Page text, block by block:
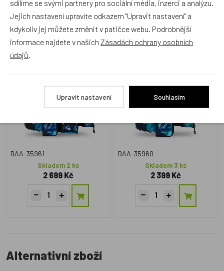
Zboží se stejným motivem
BAAGL SET 5 Zippy Hokej:
aktovka, penál, sáček,
Doprava zdarma
BAA-35961
Skladem 2 ks
2 699 Kč
Doprava zdarma
BAA-35960
Skladem 3 ks
2 399 Kč
Alternativní zboží
sdílíme se svými partnery pro sociální média, inzerci a analýzu.
Jejich nastavení upravíte odkazem "Upravit nastavení" a
kdykoliv jej můžete změnit v patičce webu. Podrobnější
informace najdete v našich Zásadách ochrany osobních
údajů
Upravit nastavení Souhlasím